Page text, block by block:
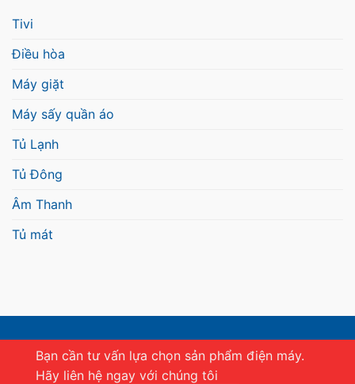
Tivi
Điều hòa
Máy giặt
Máy sấy quần áo
Tủ Lạnh
Tủ Đông
Âm Thanh
Tủ mát
Bạn cần tư vấn lựa chọn sản phẩm điện máy.
Hãy liên hệ ngay với chúng tôi